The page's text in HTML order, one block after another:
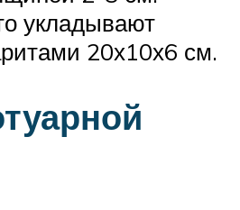
укладывают
20х10х6 см.